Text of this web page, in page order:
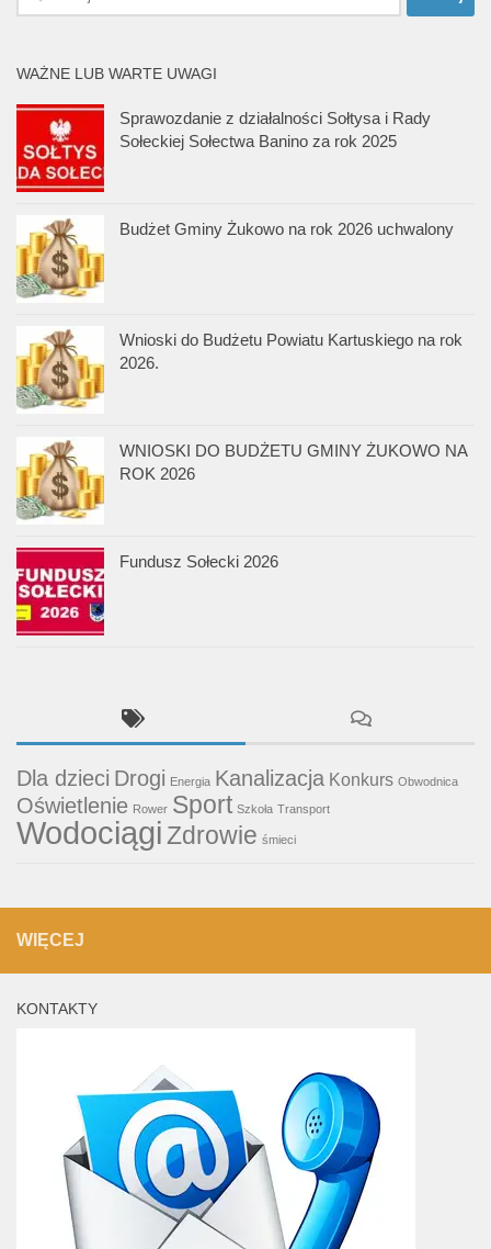
WAŻNE LUB WARTE UWAGI
Sprawozdanie z działalności Sołtysa i Rady
Sołeckiej Sołectwa Banino za rok 2025
Budżet Gminy Żukowo na rok 2026 uchwalony
Wnioski do Budżetu Powiatu Kartuskiego na rok
2026.
WNIOSKI DO BUDŻETU GMINY ŻUKOWO NA
ROK 2026
Fundusz Sołecki 2026
Dla dzieci Drogi Energia Kanalizacja Konkurs Obwodnica
Oświetlenie Rower Sport Szkoła Transport
WodociągiZdrowie śmieci
WIĘCEJ
KONTAKTY